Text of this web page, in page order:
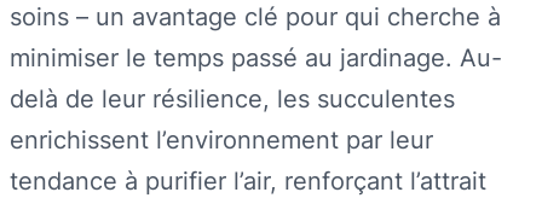
soins – un avantage clé pour qui cherche à
minimiser le temps passé au jardinage. Au-
delà de leur résilience, les succulentes
enrichissent l’environnement par leur
tendance à purifier l’air, renforçant l’attrait